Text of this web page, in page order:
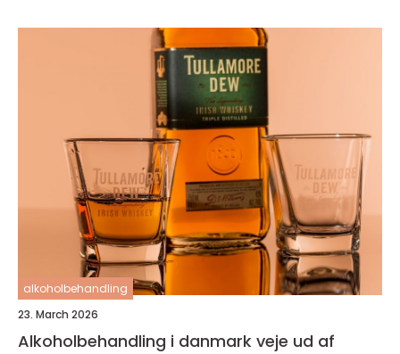
alkoholbehandling
23. March 2026
Alkoholbehandling i danmark veje ud af